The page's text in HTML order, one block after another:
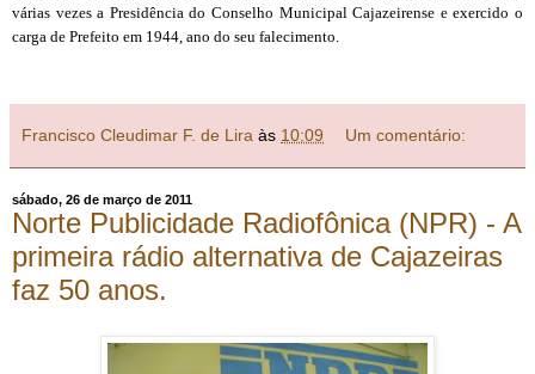
várias vezes a Presidência do Conselho Municipal Cajazeirense e exercido o
carga de Prefeito em 1944, ano do seu falecimento.
Francisco Cleudimar F. de Lira às 10:09 Um comentário:
sábado, 26 de março de 2011
Norte Publicidade Radiofônica (NPR) - A
primeira rádio alternativa de Cajazeiras
faz 50 anos.